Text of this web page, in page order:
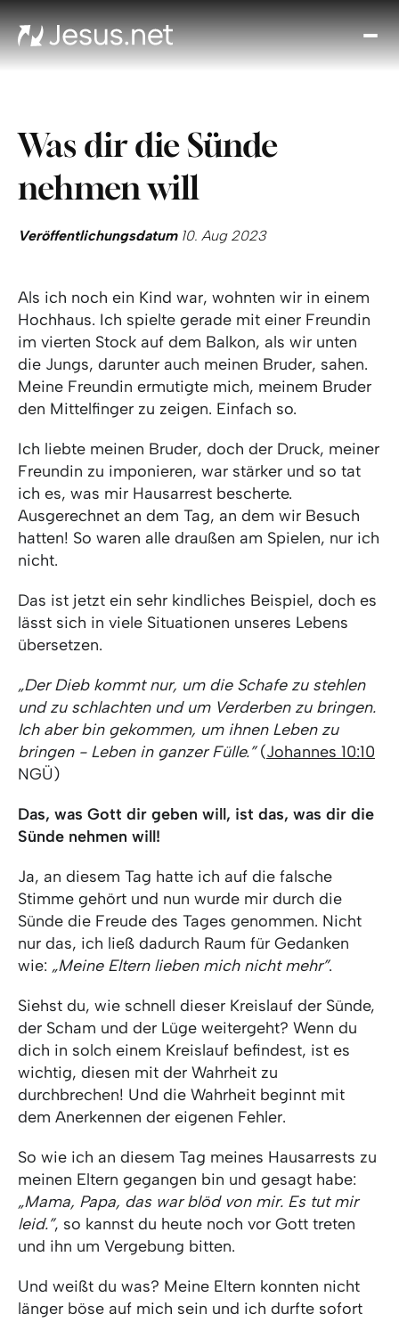
Was dir die Sünde
nehmen will
Veröffentlichungsdatum10. Aug 2023
Als ich noch ein Kind war, wohnten wir in einem
Hochhaus. Ich spielte gerade mit einer Freundin
im vierten Stock auf dem Balkon, als wir unten
die Jungs, darunter auch meinen Bruder, sahen.
Meine Freundin ermutigte mich, meinem Bruder
den Mittelfinger zu zeigen. Einfach so.
Ich liebte meinen Bruder, doch der Druck, meiner
Freundin zu imponieren, war stärker und so tat
ich es, was mir Hausarrest bescherte.
Ausgerechnet an dem Tag, an dem wir Besuch
hatten! So waren alle draußen am Spielen, nur ich
nicht.
Das ist jetzt ein sehr kindliches Beispiel, doch es
lässt sich in viele Situationen unseres Lebens
übersetzen.
„Der Dieb kommt nur, um die Schafe zu stehlen
und zu schlachten und um Verderben zu bringen.
Ich aber bin gekommen, um ihnen Leben zu
bringen - Leben in ganzer Fülle.”(Johannes 10:10
NGÜ)
Das, was Gott dir geben will, ist das, was dir die
Sünde nehmen will!
Ja, an diesem Tag hatte ich auf die falsche
Stimme gehört und nun wurde mir durch die
Sünde die Freude des Tages genommen. Nicht
nur das, ich ließ dadurch Raum für Gedanken
wie: „Meine Eltern lieben mich nicht mehr”.
Siehst du, wie schnell dieser Kreislauf der Sünde,
der Scham und der Lüge weitergeht? Wenn du
dich in solch einem Kreislauf befindest, ist es
wichtig, diesen mit der Wahrheit zu
durchbrechen! Und die Wahrheit beginnt mit
dem Anerkennen der eigenen Fehler.
So wie ich an diesem Tag meines Hausarrests zu
meinen Eltern gegangen bin und gesagt habe:
„Mama, Papa, das war blöd von mir. Es tut mir
leid.”, so kannst du heute noch vor Gott treten
und ihn um Vergebung bitten.
Und weißt du was? Meine Eltern konnten nicht
länger böse auf mich sein und ich durfte sofort